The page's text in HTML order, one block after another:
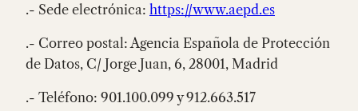
.- Sede electrónica: https://www.aepd.es
.- Correo postal: Agencia Española de Protección
de Datos, C/ Jorge Juan, 6, 28001, Madrid
.- Teléfono: 901.100.099 y 912.663.517